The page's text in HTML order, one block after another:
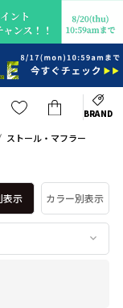
BRAND
ストール・マフラー
表示 カラー別表示